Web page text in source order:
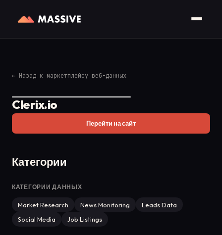
← Назад к маркетплейсу веб-данных
Clerix.io
Перейти на сайт
Категории
КАТЕГОРИИ ДАННЫХ
Market Research News Monitoring
Leads Data
Social Media
Job Listings